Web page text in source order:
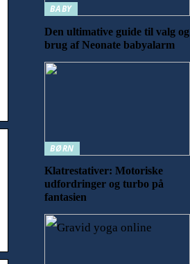
BABY
Den ultimative guide til valg og
brug af Neonate babyalarm
BØRN
Klatrestativer: Motoriske
udfordringer og turbo på
fantasien